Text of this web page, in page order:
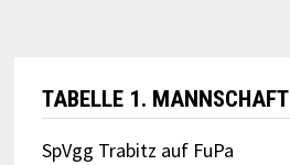
TABELLE 1. MANNSCHAFT
SpVgg Trabitz auf FuPa